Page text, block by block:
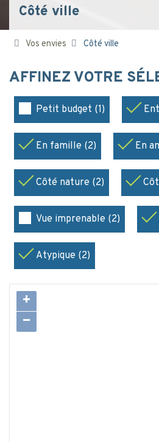
Côté ville
Vos envies Côté ville
AFFINEZ VOTRE
Petit budget (1)
En famille (2) En
Côté nature (2)
Vue imprenable (2)
Atypique (2)
+
−